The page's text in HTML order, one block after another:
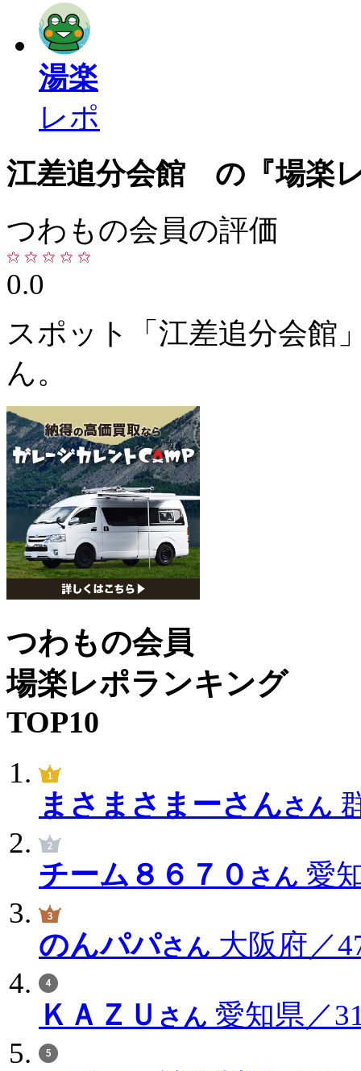
湯楽
レポ
江差追分会館 の『場楽
つわもの会員の評価
0.0
スポット「江差追分会館
ん。
つわもの会員
場楽レポランキング
TOP10
まさまさまーさんさん
チーム８６７０ さん 愛
のんパパさん 大阪府／
ＫＡＺＵ さん 愛知県／